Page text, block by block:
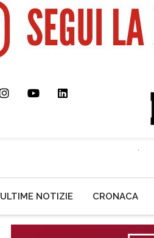
ULTIME NOTIZIE CRONACA